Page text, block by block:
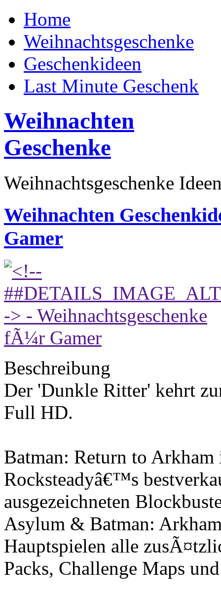
Home
Weihnachtsgeschenke
Geschenkideen
Last Minute Geschenk
Weihnachten
Geschenke
Weihnachtsgeschenke
Weihnachten
Gamer
Beschreibung
Der 'Dunkle Ritter' kehrt
Full HD.
Batman: Return to
Rocksteadyâ€™s
ausgezeichneten
Asylum & Batman:
Hauptspielen alle
Packs, Challenge Maps